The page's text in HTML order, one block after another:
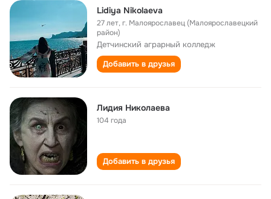
Lidiya Nikolaeva
27 лет,г. Малоярославец (Малоярославецкий
район)
Детчинский аграрный колледж
Добавить в друзья
Лидия Николаева
104 года
Добавить в друзья